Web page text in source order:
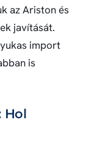
az Ariston és
javítását.
import
is
Hol